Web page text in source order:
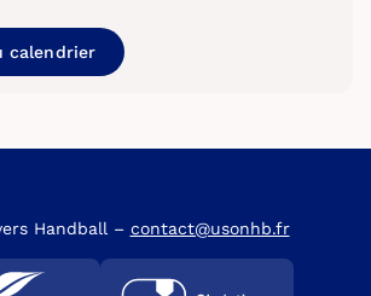
calendrier
Handball – contact@usonhb.fr